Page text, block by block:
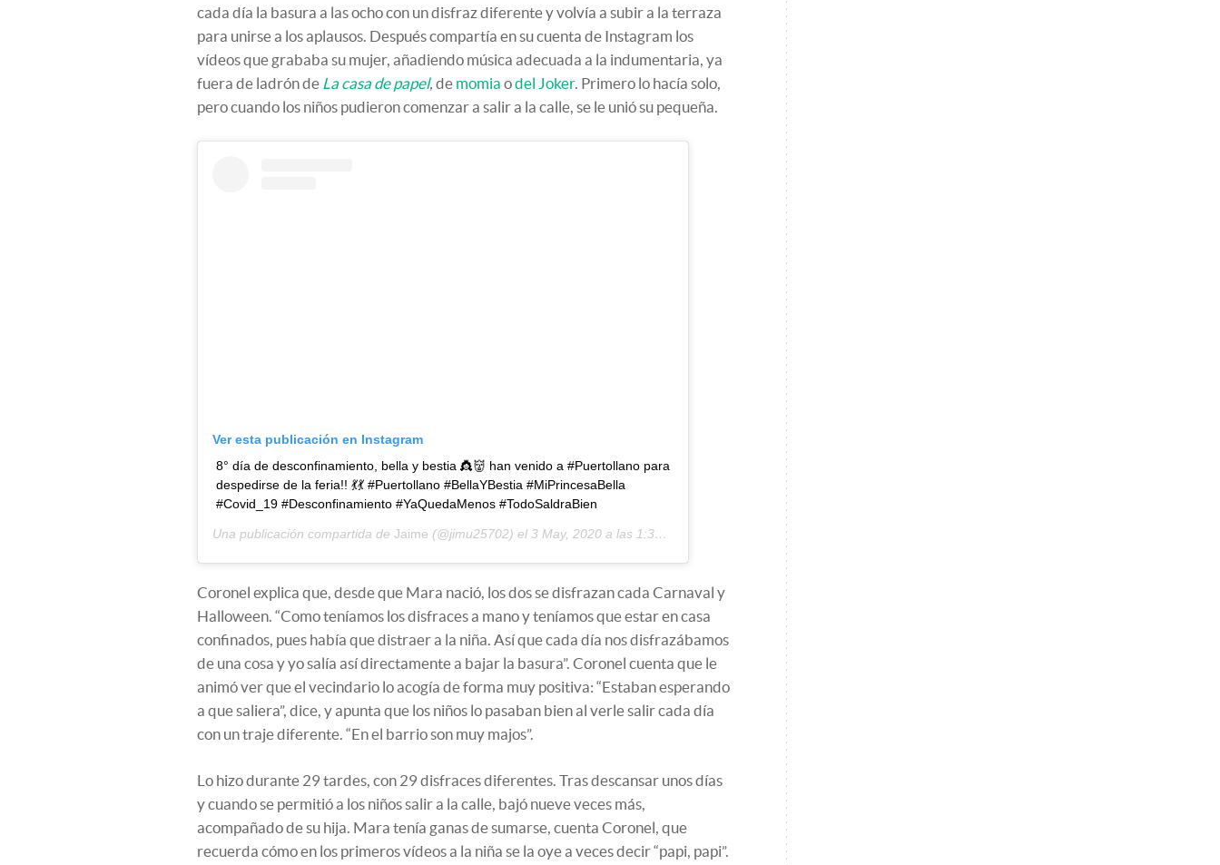
cada día la basura a las ocho con un disfraz diferente y volvía a subir a la terraza
para unirse a los aplausos. Después compartía en su cuenta de Instagram los
vídeos que grababa su mujer, añadiendo música adecuada a la indumentaria, ya
fuera de ladrón de La casa de papel, de momia odel Joker. Primero lo hacía solo,
pero cuando los niños pudieron comenzar a salir a la calle, se le unió su pequeña.
Ver esta publicación en Instagram
8° día de desconfinamiento, bella y bestia 👸👹 han venido a #Puertollano para
despedirse de la feria!! 💃💃 #Puertollano #BellaYBestia #MiPrincesaBella
#Covid_19 #Desconfinamiento #YaQuedaMenos #TodoSaldraBien
Una publicación compartida de Jaime (@jimu25702) el 3 May, 2020 a las 1:37 PDT
Coronel explica que, desde que Mara nació, los dos se disfrazan cada Carnaval y
Halloween. “Como teníamos los disfraces a mano y teníamos que estar en casa
confinados, pues había que distraer a la niña. Así que cada día nos disfrazábamos
de una cosa y yo salía así directamente a bajar la basura”. Coronel cuenta que le
animó ver que el vecindario lo acogía de forma muy positiva: “Estaban esperando
a que saliera”, dice, y apunta que los niños lo pasaban bien al verle salir cada día
con un traje diferente. “En el barrio son muy majos”.
Lo hizo durante 29 tardes, con 29 disfraces diferentes. Tras descansar unos días
y cuando se permitió a los niños salir a la calle, bajó nueve veces más,
acompañado de su hija. Mara tenía ganas de sumarse, cuenta Coronel, que
recuerda cómo en los primeros vídeos a la niña se la oye a veces decir “papi, papi”.